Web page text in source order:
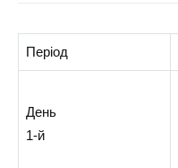
Період
День
1-й